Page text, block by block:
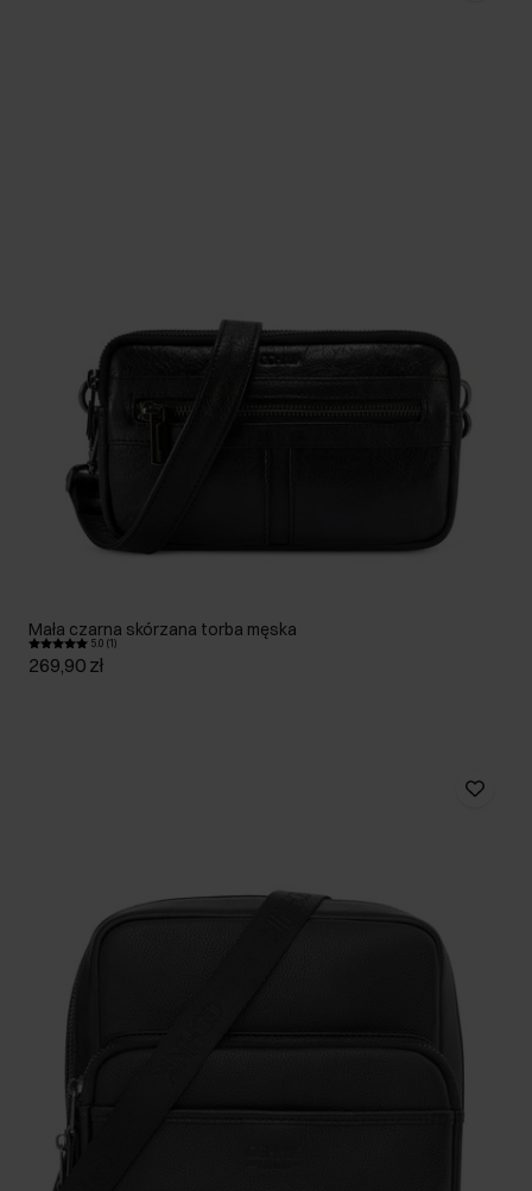
Mała czarna skórzana torba męska
5.0 (1)
269,90 zł